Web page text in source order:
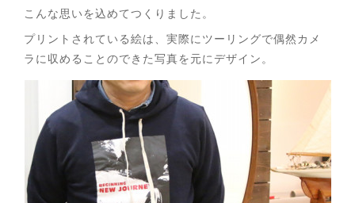
こんな思いを込めてつくりました。
プリントされている絵は、実際にツーリングで偶然カメ
ラに収めることのできた写真を元にデザイン。